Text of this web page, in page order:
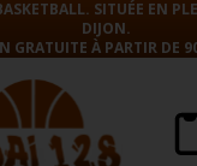
SITUÉE EN
DIJON.
GRATUITE À PARTIR DE